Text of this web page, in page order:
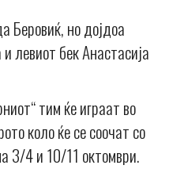
Беровиќ, но дојдоа
левиот бек Анастасија
тим ќе играат во
коло ќе се соочат со
3/4 и 10/11 октомври.